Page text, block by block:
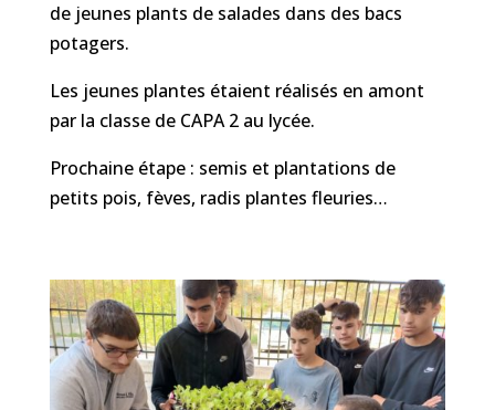
de jeunes plants de salades dans des bacs
potagers.
Les jeunes plantes étaient réalisés en amont
par la classe de CAPA 2 au lycée.
Prochaine étape : semis et plantations de
petits pois, fèves, radis plantes fleuries…